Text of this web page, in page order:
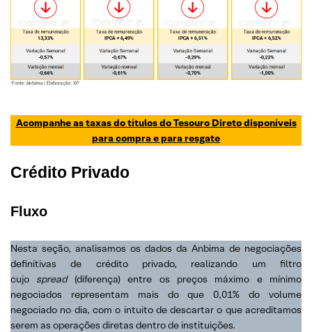
Acompanhe as taxas do títulos do Tesouro Direto disponíveis
para compra e para resgate
Crédito Privado
Fluxo
Nesta seção, analisamos os dados da Anbima de negociações
definitivas de crédito privado, realizando um filtro
cujo spread(diferença) entre os preços máximo e mínimo
negociados representam mais do que 0,01% do volume
negociado no dia, com o intuito de descartar o que acreditamos
serem as operações diretas dentro de instituições.